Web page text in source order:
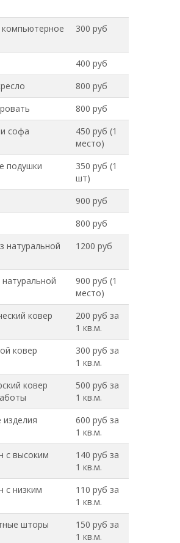
компьютерное
300 руб
400 руб
800 руб
800 руб
софа
450 руб (1
место)
подушки
350 руб (1
шт)
900 руб
800 руб
натуральной
1200 руб
900 руб (1
место)
ковер
200 руб за
1 кв.м.
ковер
300 руб за
1 кв.м.
ковер
500 руб за
1 кв.м.
600 руб за
1 кв.м.
с высоким
140 руб за
1 кв.м.
с низким
110 руб за
1 кв.м.
шторы
150 руб за
1 кв.м.